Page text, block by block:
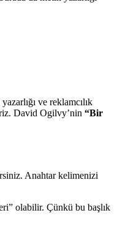
ve reklamcılık
David Ogilvy’nin “Bir
Anahtar kelimenizi
olabilir. Çünkü bu başlık